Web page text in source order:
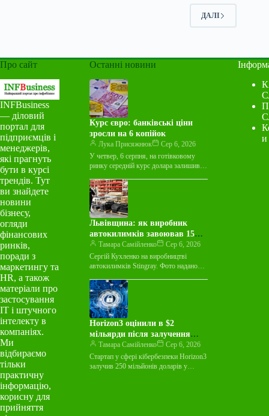
ДАЛІ
Про сайт
INFBusiness
— діловий
портал для
підприємців і
менеджерів,
які прагнуть
бути в курсі
трендів. Тут
ви знайдете
новини
бізнесу,
огляди
фінансових
ринків,
поради з
маркетингу та
HR, а також
матеріали про
застосування
ІТ і штучного
інтелекту в
компаніях.
Ми
відбираємо
тільки
практичну
інформацію,
корисну для
прийняття
Останні новини
Курс євро: банківські ціни
зросли на 6 копійок
Лука Присяжнюк
Сер 6, 2026
У четвер, 6 серпня, на готівковому
ринку середній курс долара залишився
копійки у…
Львівщина: як виробник
автокилимків завоював 15
країн світу
Тамара Самійленко
Сер 6, 2026
Сергій Кухленко на виробництві
автокилимків Stingray. Фото надано
виробник автокилимків Stingray
працював лише на українському ринку
й…
Horizon3 оцінили в $2
мільярди після залучення
$250 мільйонів на тлі
зростання ШІ-загроз
Тамара Самійленко
Сер 6, 2026
Стартап у сфері кібербезпеки Horizon3
залучив 250 мільйонів доларів у
и